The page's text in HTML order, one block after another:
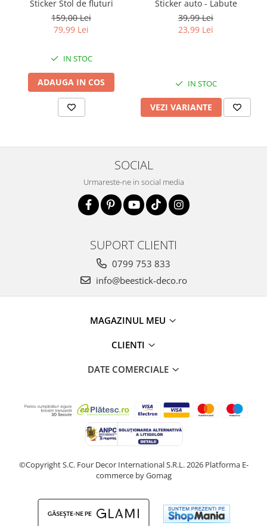
Sticker Stol de fluturi
159,00 Lei
79,99 Lei
IN STOC
ADAUGA IN COS
Sticker auto - Labute
39,99 Lei
23,99 Lei
IN STOC
VEZI VARIANTE
SOCIAL
Urmareste-ne in social media
SUPORT CLIENTI
0799 753 833
info@beestick-deco.ro
MAGAZINUL MEU
CLIENTI
DATE COMERCIALE
©Copyright S.C. Four Decor International S.R.L. 2026 Platforma E-
commerce by Gomag